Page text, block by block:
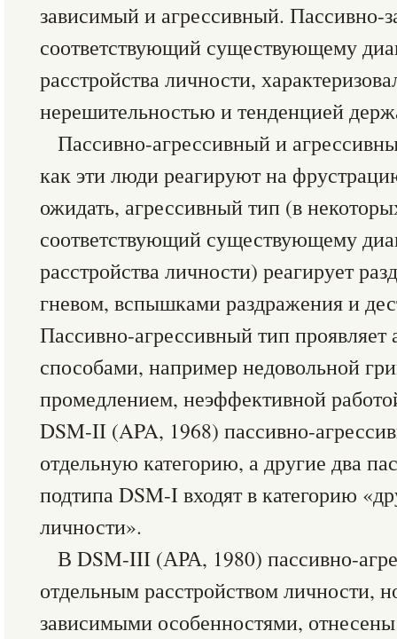
зависимый и агрессивный. Пассивно-
соответствующий существующему
расстройства личности,
нерешительностью и тенденцией
Пассивно-агрессивный и
как эти люди реагируют на
ожидать, агрессивный тип (в
соответствующий существующему
расстройства личности) реагирует
гневом, вспышками раздражения и
Пассивно-агрессивный тип
способами, например недовольной
промедлением, неэффективной
DSM-II (APA, 1968) пассивно-
отдельную категорию, а другие два
подтипа DSM-I входят в категорию
личности».
В DSM-III (АРА, 1980) пассивно-
отдельным расстройством личности,
зависимыми особенностями,